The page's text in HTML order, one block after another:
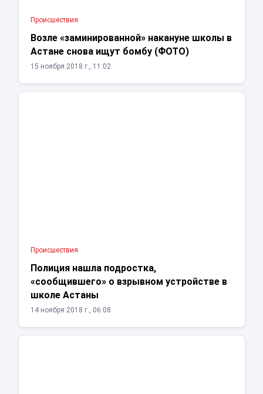
Проиcшествия
Возле «заминированной» накануне школы в
Астане снова ищут бомбу (ФОТО)
15 ноября 2018 г., 11:02
Проиcшествия
Полиция нашла подростка,
«сообщившего» о взрывном устройстве в
школе Астаны
14 ноября 2018 г., 06:08